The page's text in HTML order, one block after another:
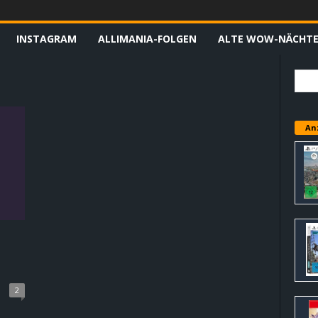
INSTAGRAM ALLIMANIA-FOLGEN ALTE WOW-NÄCHTE
2